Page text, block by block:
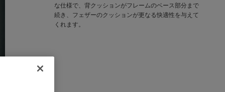
な仕様で、背クッションがフレームのベース部分まで
続き、フェザーのクッションが更なる快適性を与えて
くれます。